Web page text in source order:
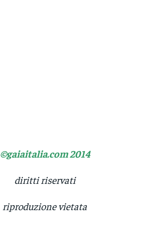
©gaiaitalia.com 2014
diritti riservati
riproduzione vietata